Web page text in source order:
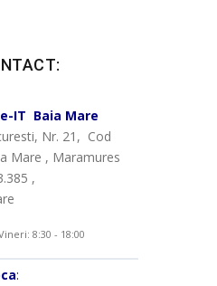
IT Baia Mare
Nr. 21, Cod
Mare , Maramures
,
8:30 - 18:00
: